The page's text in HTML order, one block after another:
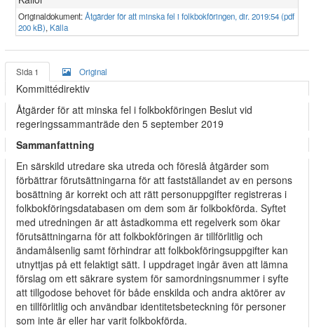
Originaldokument:Åtgärder för att minska fel i folkbokföringen, dir. 2019:54 (pdf
200 kB), Källa
Sida 1 Original
Kommittédirektiv
Åtgärder för att minska fel i folkbokföringen Beslut vid
regeringssammanträde den 5 september 2019
Sammanfattning
En särskild utredare ska utreda och föreslå åtgärder som
förbättrar förutsättningarna för att fastställandet av en persons
bosättning är korrekt och att rätt personuppgifter registreras i
folkbokföringsdatabasen om dem som är folkbokförda. Syftet
med utredningen är att åstadkomma ett regelverk som ökar
förutsättningarna för att folkbokföringen är tillförlitlig och
ändamålsenlig samt förhindrar att folkbokföringsuppgifter kan
utnyttjas på ett felaktigt sätt. I uppdraget ingår även att lämna
förslag om ett säkrare system för samordningsnummer i syfte
att tillgodose behovet för både enskilda och andra aktörer av
en tillförlitlig och användbar identitetsbeteckning för personer
som inte är eller har varit folkbokförda.